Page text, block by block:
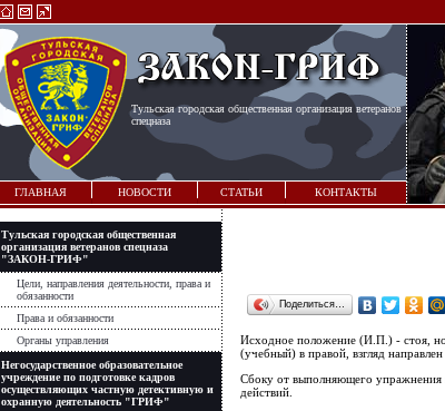
Тульская городская общественная организация ветеранов
спецназа
ГЛАВНАЯ НОВОСТИ СТАТЬИ КОНТАКТЫ
Тульская городская общественная
организация ветеранов спецназа
"ЗАКОН-ГРИФ"
Цели, направления деятельности, права и
обязанности
Права и обязанности
Органы управления
Негосударственное образовательное
учреждение по подготовке кадров
осуществляющих частную детективную и
охранную деятельность "ГРИФ"
Поделиться…
Исходное положение (И.П.) - стоя,
(учебный) в правой, взгляд направлен
Сбоку от выполняющего упражнения
действий.